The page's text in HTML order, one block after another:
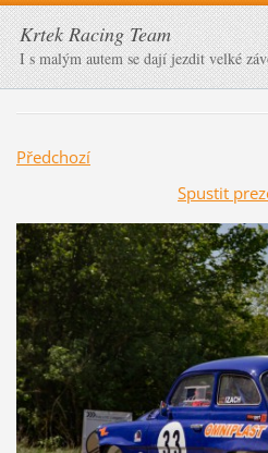
Krtek Racing Team
I s malým autem se dají jezdit velké
Předchozí
Spustit